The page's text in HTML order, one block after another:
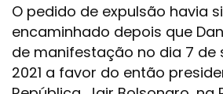
O pedido de expulsão havia
encaminhado depois que
de manifestação no dia 7 de
2021 a favor do então